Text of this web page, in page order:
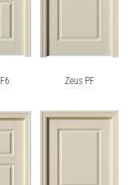
Zeus PF